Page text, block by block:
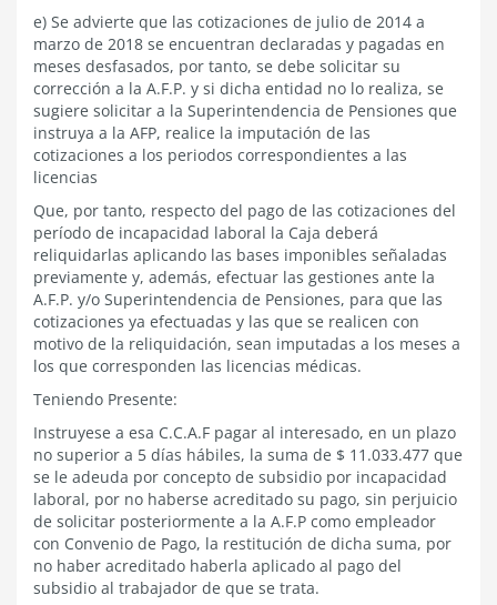
e) Se advierte que las cotizaciones de julio de 2014 a
marzo de 2018 se encuentran declaradas y pagadas en
meses desfasados, por tanto, se debe solicitar su
corrección a la A.F.P. y si dicha entidad no lo realiza, se
sugiere solicitar a la Superintendencia de Pensiones que
instruya a la AFP, realice la imputación de las
cotizaciones a los periodos correspondientes a las
licencias
Que, por tanto, respecto del pago de las cotizaciones del
período de incapacidad laboral la Caja deberá
reliquidarlas aplicando las bases imponibles señaladas
previamente y, además, efectuar las gestiones ante la
A.F.P. y/o Superintendencia de Pensiones, para que las
cotizaciones ya efectuadas y las que se realicen con
motivo de la reliquidación, sean imputadas a los meses a
los que corresponden las licencias médicas.
Teniendo Presente:
Instruyese a esa C.C.A.F pagar al interesado, en un plazo
no superior a 5 días hábiles, la suma de $ 11.033.477 que
se le adeuda por concepto de subsidio por incapacidad
laboral, por no haberse acreditado su pago, sin perjuicio
de solicitar posteriormente a la A.F.P como empleador
con Convenio de Pago, la restitución de dicha suma, por
no haber acreditado haberla aplicado al pago del
subsidio al trabajador de que se trata.